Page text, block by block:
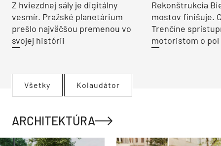
Z hviezdnej sály je digitálny
vesmír. Pražské planetárium
prešlo najväčšou premenou vo
svojej histórii
Rekonštrukcia
mostov finišuje.
Trenčíne
motoristom o pol
Všetky Kolaudátor
ARCHITEKTÚRA